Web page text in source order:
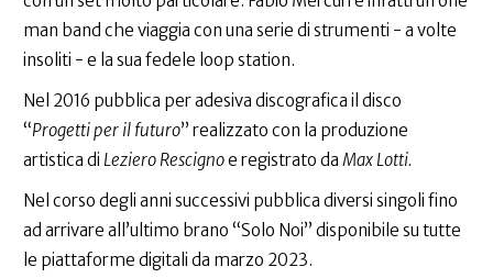
man band che viaggia con una serie di strumenti - a volte
insoliti - e la sua fedele loop station.
Nel 2016 pubblica per adesiva discografica il disco
“Progetti per il futuro” realizzato con la produzione
artistica di Leziero Rescignoe registrato da Max Lotti.
Nel corso degli anni successivi pubblica diversi singoli fino
ad arrivare all’ultimo brano “Solo Noi” disponibile su tutte
le piattaforme digitali da marzo 2023.